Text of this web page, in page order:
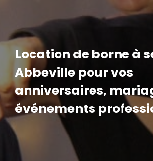
Location de borne à
Abbeville pour vos
anniversaires,
événements